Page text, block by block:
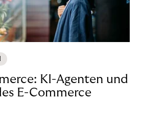
KI-Agenten und
E-Commerce